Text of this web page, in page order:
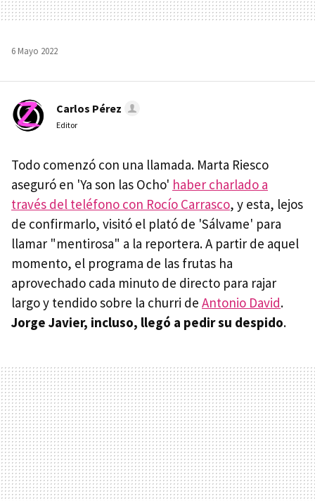
6 Mayo 2022
Carlos Pérez
Editor
Todo comenzó con una llamada. Marta Riesco
aseguró en 'Ya son las Ocho' haber charlado a
través del teléfono con Rocío Carrasco, y esta, lejos
de confirmarlo, visitó el plató de 'Sálvame' para
llamar "mentirosa" a la reportera. A partir de aquel
momento, el programa de las frutas ha
aprovechado cada minuto de directo para rajar
largo y tendido sobre la churri de Antonio David.
Jorge Javier, incluso, llegó a pedir su despido.